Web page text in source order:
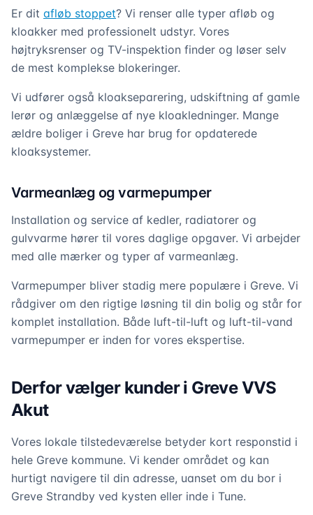
Er dit afløb stoppet? Vi renser alle typer afløb og
kloakker med professionelt udstyr. Vores
højtryksrenser og TV-inspektion finder og løser selv
de mest komplekse blokeringer.
Vi udfører også kloakseparering, udskiftning af gamle
lerør og anlæggelse af nye kloakledninger. Mange
ældre boliger i Greve har brug for opdaterede
kloaksystemer.
Varmeanlæg og varmepumper
Installation og service af kedler, radiatorer og
gulvvarme hører til vores daglige opgaver. Vi arbejder
med alle mærker og typer af varmeanlæg.
Varmepumper bliver stadig mere populære i Greve. Vi
rådgiver om den rigtige løsning til din bolig og står for
komplet installation. Både luft-til-luft og luft-til-vand
varmepumper er inden for vores ekspertise.
Derfor vælger kunder i Greve VVS
Akut
Vores lokale tilstedeværelse betyder kort responstid i
hele Greve kommune. Vi kender området og kan
hurtigt navigere til din adresse, uanset om du bor i
Greve Strandby ved kysten eller inde i Tune.